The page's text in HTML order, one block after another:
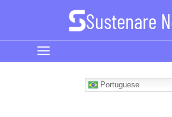
content
Sustenare
Portuguese